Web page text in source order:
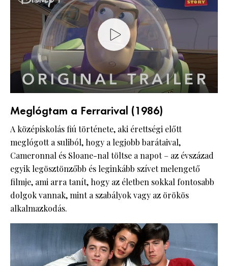
Meglógtam a Ferrarival (1986)
A középiskolás fiú története, aki érettségi előtt
meglógott a suliból, hogy a legjobb barátaival,
Cameronnal és Sloane-nal töltse a napot – az évszázad
egyik legösztönzőbb és leginkább szívet melengető
filmje, ami arra tanít, hogy az életben sokkal fontosabb
dolgok vannak, mint a szabályok vagy az örökös
alkalmazkodás.